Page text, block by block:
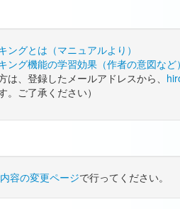
ングとは（マニュアルより）
ング機能の学習効果（作者の意図など
は、登録したメールアドレスから、
。ご了承ください）
容の変更ページで行ってください。